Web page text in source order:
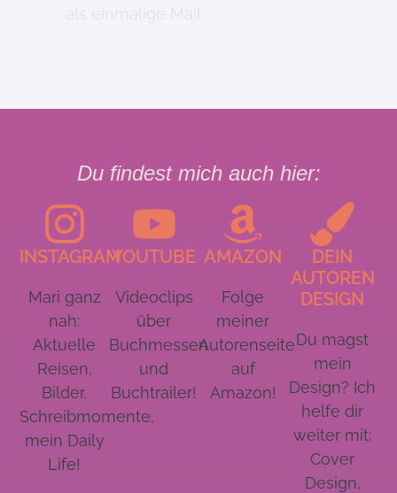
als einmalige Mail.
Du findest mich auch hier:
INSTAGRAM
Mari ganz
nah:
Aktuelle
Reisen,
Bilder,
Schreibmomente,
mein Daily
Life!
YOUTUBE
Videoclips
über
Buchmessen
und
Buchtrailer!
AMAZON
Folge
meiner
Autorenseite
auf
Amazon!
DEIN
AUTOREN
DESIGN
Du magst
mein
Design? Ich
helfe dir
weiter mit:
Cover
Design,